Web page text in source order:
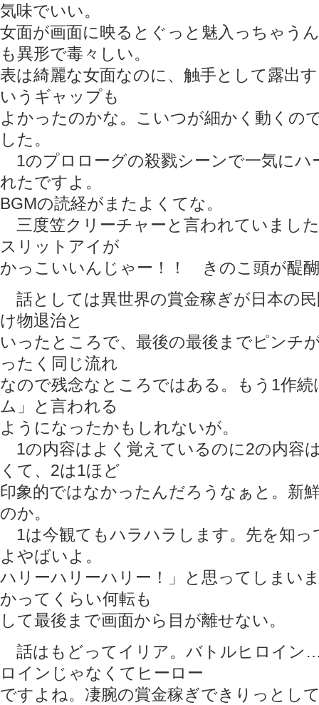
気味でいい。
女面が画面に映るとぐっと魅入っちゃう
も異形で毒々しい。
表は綺麗な女面なのに、触手として露出
いうギャップも
よかったのかな。こいつが細かく動くの
した。
1のプロローグの殺戮シーンで一気にハ
れたですよ。
BGMの読経がまたよくてな。
三度笠クリーチャーと言われていまし
スリットアイが
かっこいいんじゃー！！ きのこ頭が醍
話としては異世界の賞金稼ぎが日本の
け物退治と
いったところで、最後の最後までピンチ
ったく同じ流れ
なので残念なところではある。もう1作
ム」と言われる
ようになったかもしれないが。
1の内容はよく覚えているのに2の内容
くて、2は1ほど
印象的ではなかったんだろうなぁと。新
のか。
1は今観てもハラハラします。先を知っ
よやばいよ。
ハリーハリーハリー！」と思ってしまい
かってくらい何転も
して最後まで画面から目が離せない。
話はもどってイリア。バトルヒロイ
ロインじゃなくてヒーロー
ですよね。凄腕の賞金稼ぎできりっとし